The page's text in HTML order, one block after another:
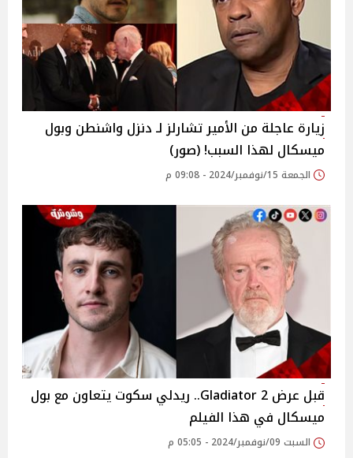
زيارة عاجلة من الأمير تشارلز لـ دنزل واشنطن وبول
ميسكال لهذا السبب! (صور)
الجمعة 15/نوفمبر/2024 - 09:08 م
قبل عرض Gladiator 2.. ريدلي سكوت يتعاون مع بول
ميسكال في هذا الفيلم
السبت 09/نوفمبر/2024 - 05:05 م